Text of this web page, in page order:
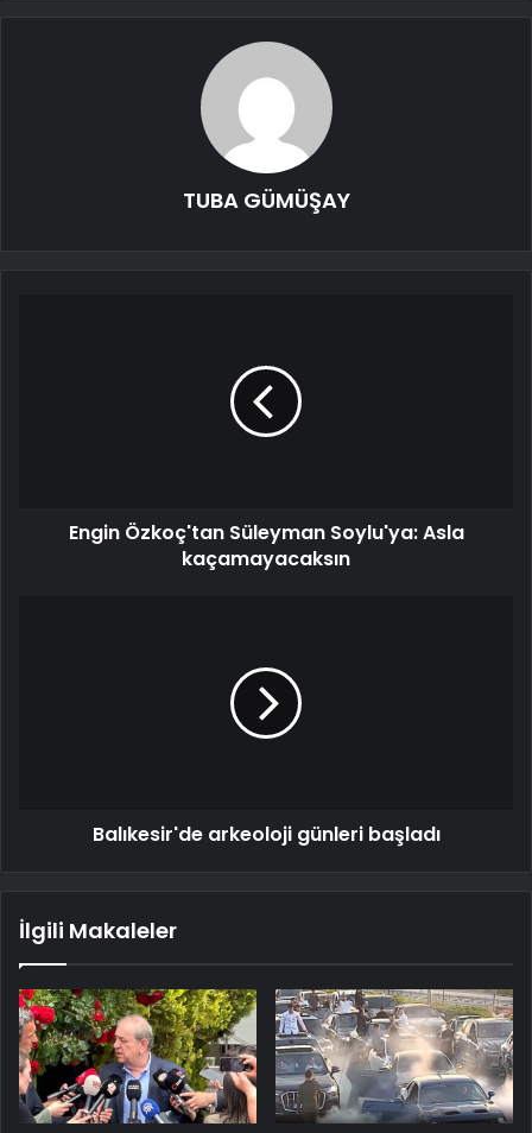
TUBA GÜMÜŞAY
Engin Özkoç'tan Süleyman Soylu'ya: Asla
kaçamayacaksın
Balıkesir'de arkeoloji günleri başladı
İlgili Makaleler